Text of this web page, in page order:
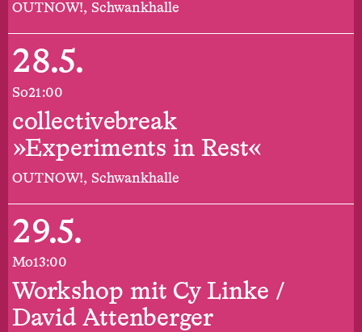
OUTNOW!, Schwankhalle
28.5.
So21:00
collectivebreak
»Experiments in Rest«
OUTNOW!, Schwankhalle
29.5.
Mo13:00
Workshop mit Cy Linke /
David Attenberger